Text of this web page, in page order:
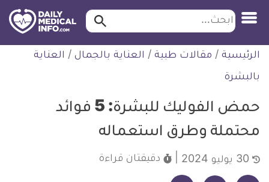
التخطي
للمحتوى
طبية
ابحث ابحث…
الرئيسية / مقالات طبية / العناية بالجمال / العناية
بالبشرة
حمض الفوليك للبشرة: 5 فوائد
محتملة وطرق استعماله
دقيقتان قراءة